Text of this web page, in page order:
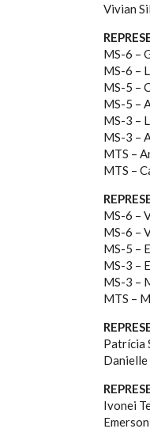
Vivian
MS-6 –
MS-6 –
MS-5 –
MS-5 –
MS-3 –
MS-3 –
MTS –
MTS –
MS-6 –
MS-6 –
MS-5 –
MS-3 –
MS-3 –
MTS –
Patrícia
Danielle
Ivonei